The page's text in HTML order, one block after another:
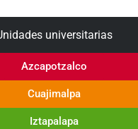
universitarias
Azcapotzalco
Cuajimalpa
Iztapalapa